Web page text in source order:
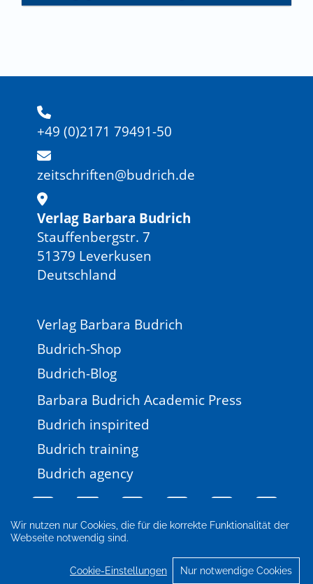
Wir nutzen nur Cookies, die für die korrekte Funktionalität der
Webseite notwendig sind.
Cookie-Einstellungen Nur notwendige Cookies
+49 (0)2171 79491-50
zeitschriften@budrich.de
Verlag Barbara Budrich
Stauffenbergstr. 7
51379 Leverkusen
Deutschland
Verlag Barbara Budrich
Budrich-Shop
Budrich-Blog
Barbara Budrich Academic Press
Budrich inspirited
Budrich training
Budrich agency
Impressum
Datenschutz
Cookie-Einstellungen